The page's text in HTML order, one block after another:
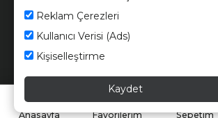
Reklam Çerezleri
Kullanıcı Verisi (Ads)
Kişiselleştirme
Kaydet
© 2026 Ünsa Madencilik Turizm Enerji
Elektrik Üretim San. ve Tic. A.Ş. - Tüm
Anasayfa Favorilerim Sepetim